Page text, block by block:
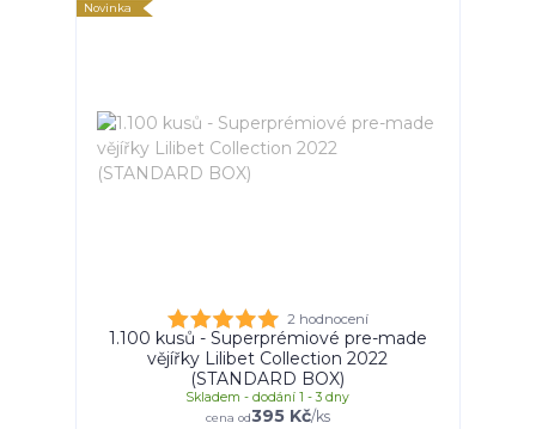
Novinka
2 hodnocení
1.100 kusů - Superprémiové pre-made
vějířky Lilibet Collection 2022
(STANDARD BOX)
cena od395 Kč/ks
Skladem - dodání 1 - 3 dny